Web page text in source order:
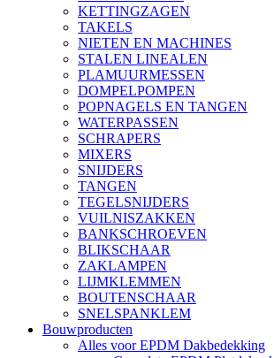
KETTINGZAGEN
TAKELS
NIETEN EN MACHINES
STALEN LINEALEN
PLAMUURMESSEN
DOMPELPOMPEN
POPNAGELS EN TANGEN
WATERPASSEN
SCHRAPERS
MIXERS
SNIJDERS
TANGEN
TEGELSNIJDERS
VUILNISZAKKEN
BANKSCHROEVEN
BLIKSCHAAR
ZAKLAMPEN
LIJMKLEMMEN
BOUTENSCHAAR
SNELSPANKLEM
Bouwproducten
Alles voor EPDM Dakbedekking